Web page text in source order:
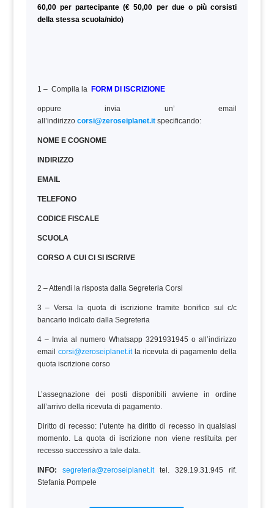
60,00 per partecipante (€ 50,00 per due o più corsisti
della stessa scuola/nido)
1 – Compila la FORM DI ISCRIZIONE
oppure invia un’ email
all’indirizzo corsi@zeroseiplanet.itspecificando:
NOME E COGNOME
INDIRIZZO
EMAIL
TELEFONO
CODICE FISCALE
SCUOLA
CORSO A CUI CI SI ISCRIVE
2 – Attendi la risposta dalla Segreteria Corsi
3 – Versa la quota di iscrizione tramite bonifico sul c/c
bancario indicato dalla Segreteria
4 – Invia al numero Whatsapp 3291931945 o all’indirizzo
email corsi@zeroseiplanet.itla ricevuta di pagamento della
quota iscrizione corso
L’assegnazione dei posti disponibili avviene in ordine
all’arrivo della ricevuta di pagamento.
Diritto di recesso: l’utente ha diritto di recesso in qualsiasi
momento. La quota di iscrizione non viene restituita per
recesso successivo a tale data.
INFO: segreteria@zeroseiplanet.ittel. 329.19.31.945 rif.
Stefania Pompele